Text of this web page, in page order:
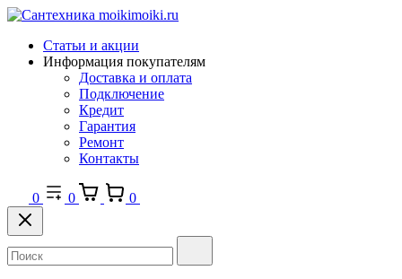
Статьи и акции
Информация покупателям
Доставка и оплата
Подключение
Кредит
Гарантия
Ремонт
Контакты
0 0 0